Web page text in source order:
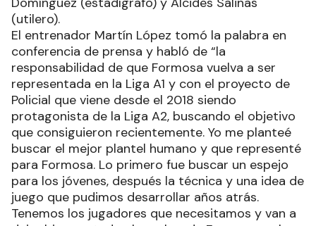
(utilero).
El entrenador Martín López tomó la palabra en
conferencia de prensa y habló de “la
responsabilidad de que Formosa vuelva a ser
representada en la Liga A1 y con el proyecto de
Policial que viene desde el 2018 siendo
protagonista de la Liga A2, buscando el objetivo
que consiguieron recientemente. Yo me planteé
buscar el mejor plantel humano y que representé
para Formosa. Lo primero fue buscar un espejo
para los jóvenes, después la técnica y una idea de
juego que pudimos desarrollar años atrás.
Tenemos los jugadores que necesitamos y van a